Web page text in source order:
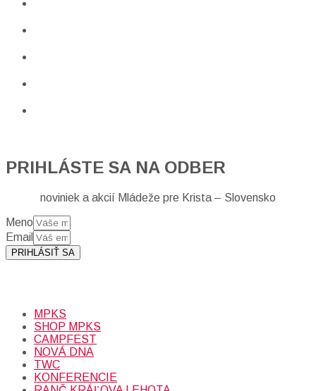
PRIHLÁSTE SA NA ODBER
noviniek a akcií Mládeže pre Krista – Slovensko
Meno
Email
PRIHLÁSIŤ SA
MPKS
SHOP MPKS
CAMPFEST
NOVÁ DNA
TWC
KONFERENCIE